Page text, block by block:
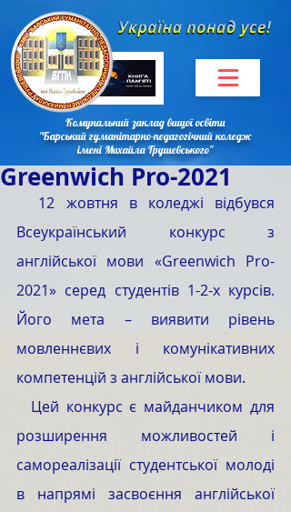
Комунальний заклад вищої освіти
"Барський гуманітарно-педагогічний коледж
імені Михайла Грушевського"
Greenwich Pro-2021
Всеукраїнський конкурс з
англійської мови «Greenwich Pro-
2021» серед студентів 1-2-х курсів.
Його мета – виявити рівень
мовленнєвих і комунікативних
компетенцій з англійської мови.
розширення можливостей і
самореалізації студентської молоді
в напрямі засвоєння англійської